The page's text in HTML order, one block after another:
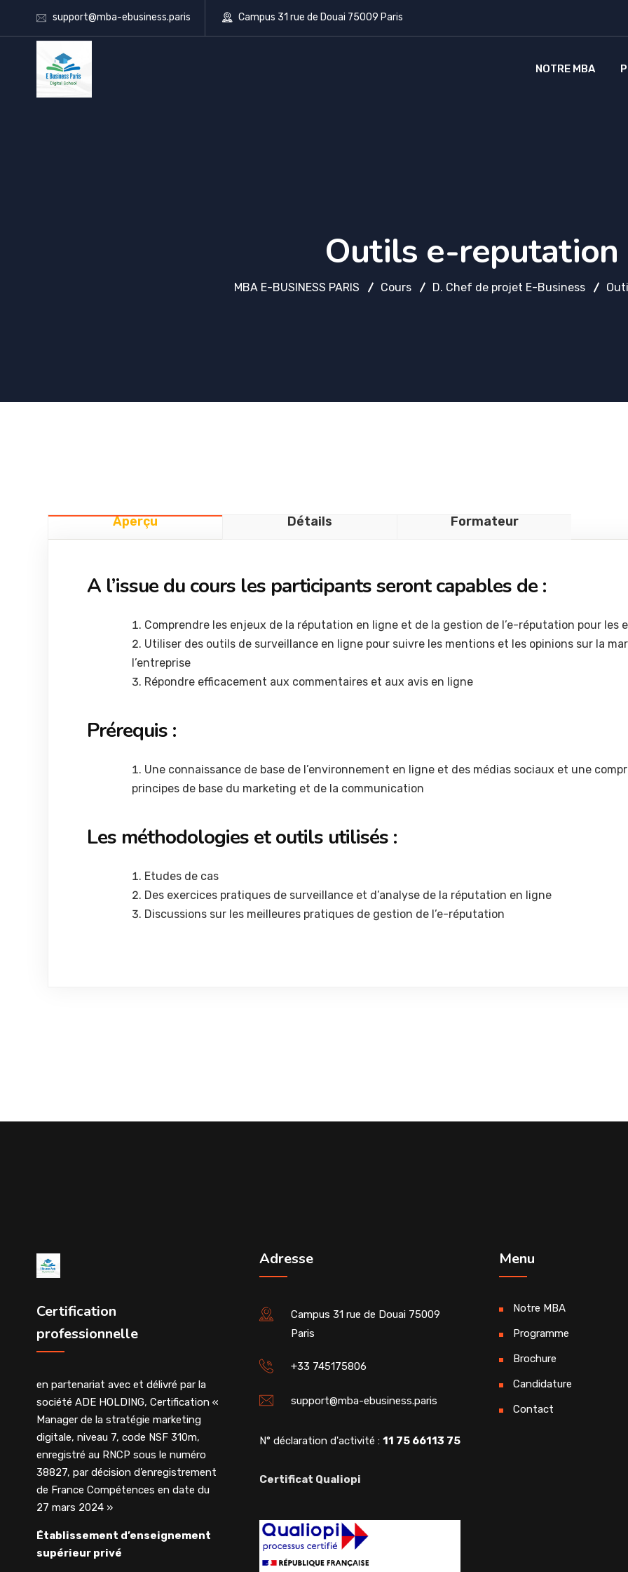
support@mba-ebusiness.paris Campus 31 rue de Douai 75009 Paris
NOTRE MBA
Outils e-reputation
MBA E-BUSINESS PARIS Cours D. Chef de projet E-Business
Aperçu Détails Formateur
A l’issue du cours les participants seront capables de :
Comprendre les enjeux de la réputation en ligne et de la gestion de l’e-réputation pour les
Utiliser des outils de surveillance en ligne pour suivre les mentions et les opinions sur la
l’entreprise
Répondre efficacement aux commentaires et aux avis en ligne
Prérequis :
Une connaissance de base de l’environnement en ligne et des médias sociaux et une
principes de base du marketing et de la communication
Les méthodologies et outils utilisés :
Etudes de cas
Des exercices pratiques de surveillance et d’analyse de la réputation en ligne
Discussions sur les meilleures pratiques de gestion de l’e-réputation
Certification
professionnelle
en partenariat avec et délivré par la
société ADE HOLDING, Certification «
Manager de la stratégie marketing
digitale, niveau 7, code NSF 310m,
enregistré au RNCP sous le numéro
38827, par décision d’enregistrement
de France Compétences en date du
27 mars 2024 »
Établissement d’enseignement
supérieur privé
Adresse
Campus 31 rue de Douai 75009
Paris
+33 745175806
support@mba-ebusiness.paris
N° déclaration d'activité : 11 75 66113 75
Certificat Qualiopi
Menu
Notre MBA
Programme
Brochure
Candidature
Contact